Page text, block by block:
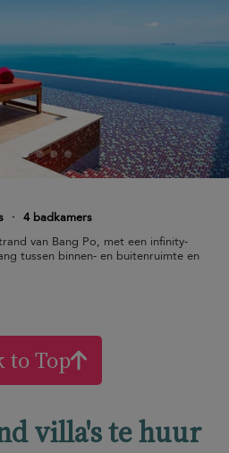
· 4 badkamers
van Bang Po, met een infinity-
tussen binnen- en buitenruimte en
to Top
villa's te huur